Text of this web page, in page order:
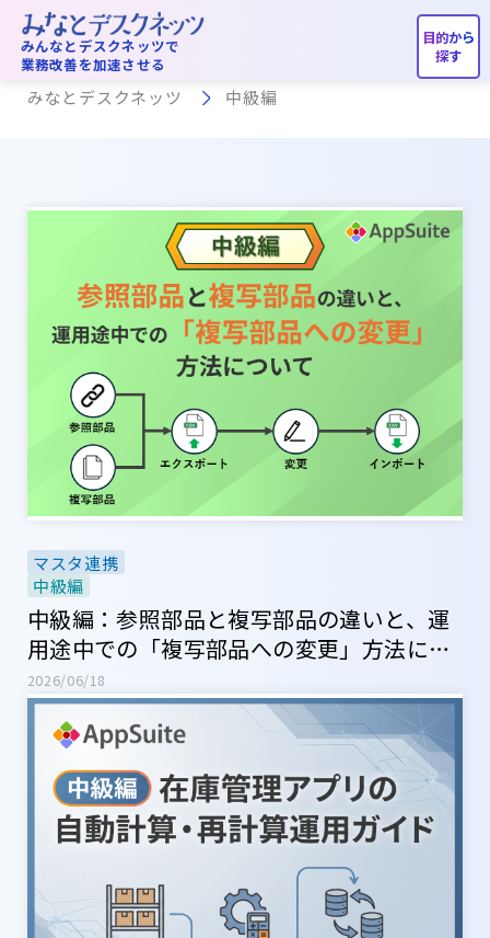
みんなとデスクネッツで
業務改善を加速させる
中級編
みなとデスクネッツ 中級編
マスタ連携
中級編
中級編：参照部品と複写部品の違いと、運
用途中での「複写部品への変更」方法につ
いて
2026/06/18